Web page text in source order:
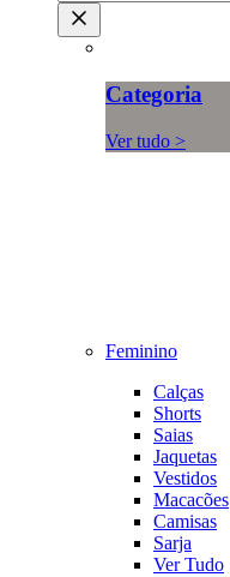
Categoria
Ver tudo >
Feminino
Calças
Shorts
Saias
Jaquetas
Vestidos
Macacões
Camisas
Sarja
Ver Tudo